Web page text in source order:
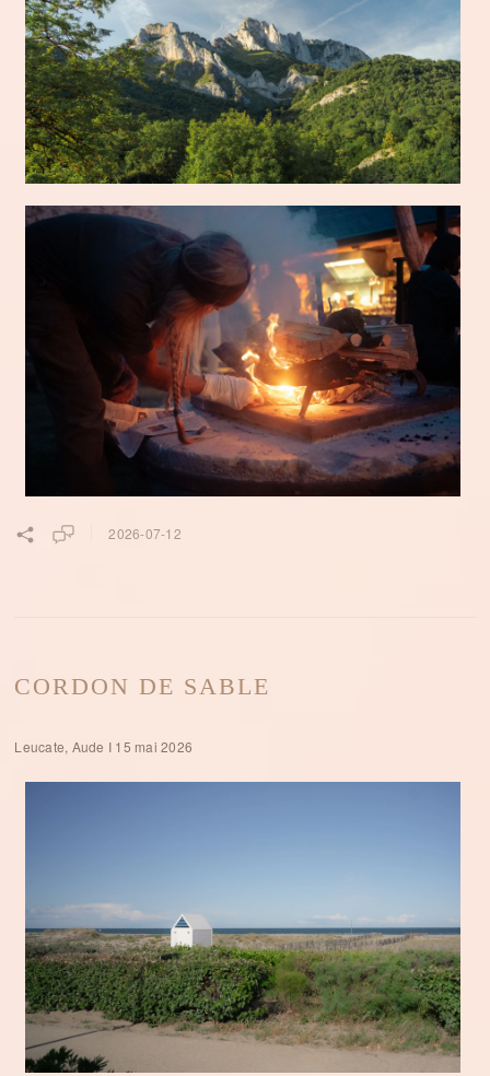
2026-07-12
CORDON DE SABLE
Leucate, Aude I 15 mai 2026